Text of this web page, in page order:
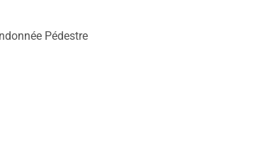
Pédestre